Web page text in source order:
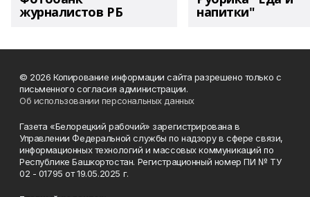
журналистов РБ напитки"
© 2026 Копирование информации сайта разрешено только с
письменного согласия администрации.
Об использовании персональных данных
Газета «Белорецкий рабочий» зарегистрирована в
Управлении Федеральной службы по надзору в сфере связи,
информационных технологий и массовых коммуникаций по
Республике Башкортостан. Регистрационный номер ПИ № ТУ
02 - 01795 от 19.05.2025 г.